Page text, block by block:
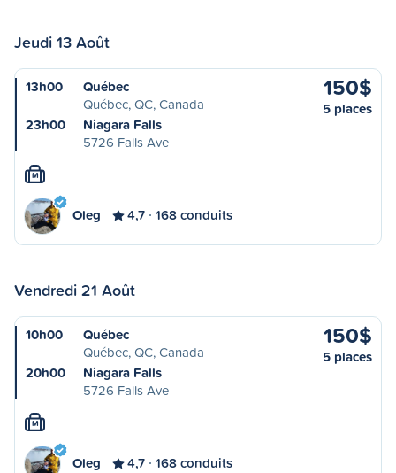
Jeudi 13 Août
13h00
Québec
Québec, QC, Canada
23h00
Niagara Falls
5726 Falls Ave
150$
5 places
M
Oleg 4,7 168 conduits
Vendredi 21 Août
10h00
Québec
Québec, QC, Canada
20h00
Niagara Falls
5726 Falls Ave
150$
5 places
M
Oleg 4,7 168 conduits